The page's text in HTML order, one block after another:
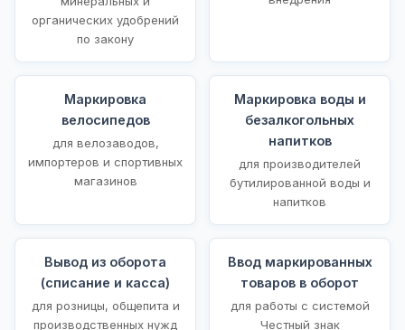
органических удобрений
по закону
Маркировка
велосипедов
для велозаводов,
импортеров и спортивных
магазинов
Маркировка воды и
безалкогольных
напитков
для производителей
бутилированной воды и
напитков
Вывод из оборота
(списание и касса)
для розницы, общепита и
производственных нужд
Ввод маркированных
товаров в оборот
для работы с системой
Честный знак